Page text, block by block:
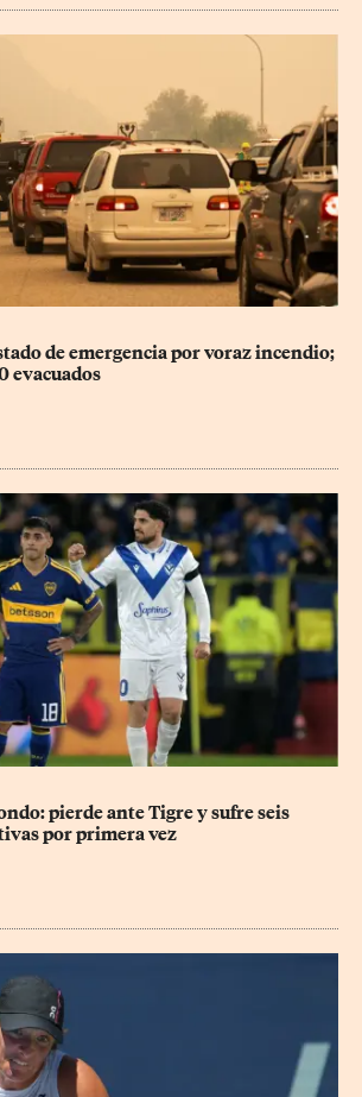
de emergencia por voraz incendio;
evacuados
pierde ante Tigre y sufre seis
por primera vez